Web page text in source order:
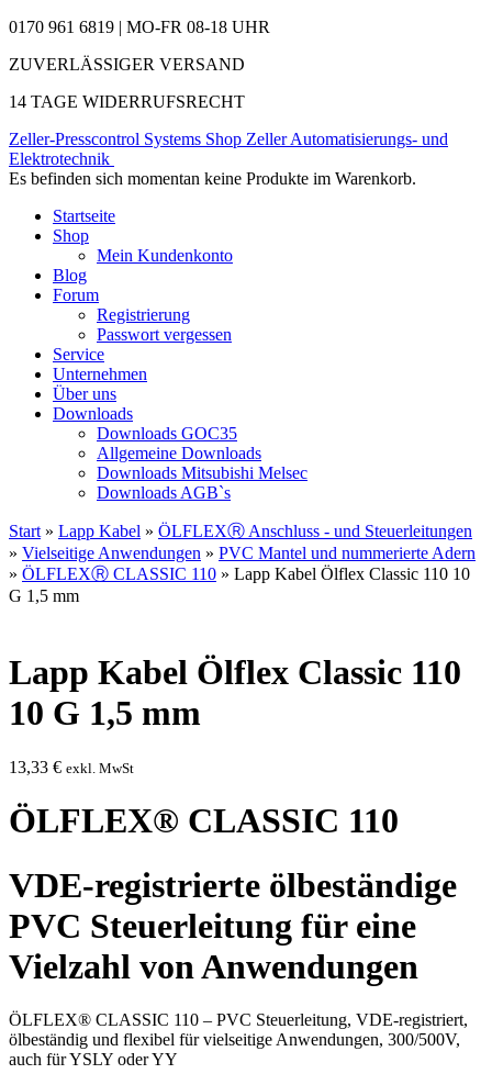
0170 961 6819 | MO-FR 08-18 UHR
ZUVERLÄSSIGER VERSAND
14 TAGE WIDERRUFSRECHT
Zeller-Presscontrol Systems Shop Zeller Automatisierungs- und
Elektrotechnik
Es befinden sich momentan keine Produkte im Warenkorb.
Startseite
Shop
Mein Kundenkonto
Blog
Forum
Registrierung
Passwort vergessen
Service
Unternehmen
Über uns
Downloads
Downloads GOC35
Allgemeine Downloads
Downloads Mitsubishi Melsec
Downloads AGB`s
Start » Lapp Kabel » ÖLFLEXⓇ Anschluss - und Steuerleitungen
» Vielseitige Anwendungen » PVC Mantel und nummerierte Adern
» ÖLFLEXⓇ CLASSIC 110 » Lapp Kabel Ölflex Classic 110 10
G 1,5 mm
Lapp Kabel Ölflex Classic 110
10 G 1,5 mm
13,33 € exkl. MwSt
ÖLFLEX® CLASSIC 110
VDE-registrierte ölbeständige
PVC Steuerleitung für eine
Vielzahl von Anwendungen
ÖLFLEX® CLASSIC 110 – PVC Steuerleitung, VDE-registriert,
ölbeständig und flexibel für vielseitige Anwendungen, 300/500V,
auch für YSLY oder YY